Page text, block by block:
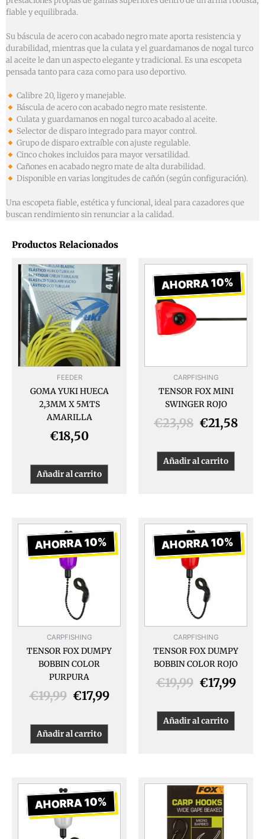
fiable y equilibrada.
Su báscula de acero con acabado negro mate aporta resistencia y
durabilidad, mientras que la culata y el guardamanos de nogal turco
al aceite le dan un aspecto elegante y tradicional. Es una escopeta
pensada tanto para caza como para uso deportivo.
Calibre 20, ligero y manejable.
Báscula de acero con acabado negro mate resistente.
Culata y guardamanos en nogal turco acabado al aceite.
Selector de disparo integrado para mayor control.
Grupo de disparo extraíble con ajuste regulable.
Cinco chokes incluidos para mayor versatilidad.
Cañones en acabado negro mate de alta durabilidad.
Disponible en varias longitudes de cañón (según configuración).
Una escopeta fiable, estética y funcional, ideal para cazadores que
buscan rendimiento sin renunciar a la calidad.
Productos Relacionados
FEEDER
GOMA YUKI HUECA
2,3MM X 5MTS
AMARILLA
€18,50
Añadir al carrito
AHORRA 10%
CARPFISHING
TENSOR FOX MINI
SWINGER ROJO
€23,98
El
precio
original
€21,58
El
Añadir al carrito
AHORRA 10%
CARPFISHING
TENSOR FOX DUMPY
BOBBIN COLOR
PURPURA
€19,99
El
precio
original
era:
€19,99.
€17,99
El
precio
actual
Añadir al carrito
AHORRA 10%
CARPFISHING
TENSOR FOX DUMPY
BOBBIN COLOR ROJO
€19,99
El
precio
original
€19,99.
€17,99
El
Añadir al carrito
AHORRA 10%
El
precio
original
El
precio
actual
Este